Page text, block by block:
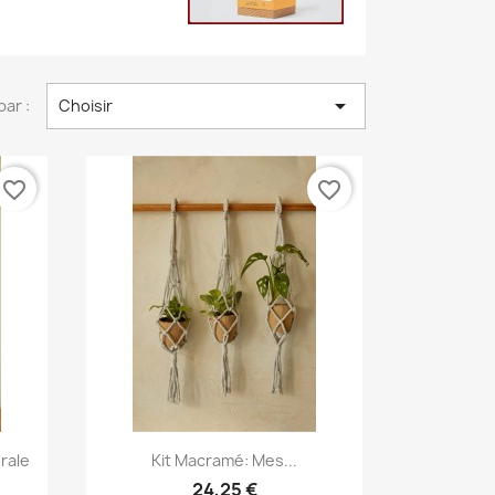
: Choisir 
favorite_border
Aperçu rapide
Kit Macramé: Mes...
24,25 €
favorite_border